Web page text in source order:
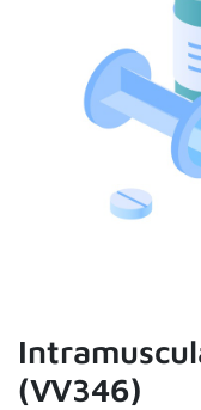
(VV346)